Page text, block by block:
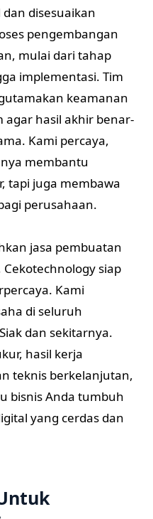
disesuaikan
pengembangan
mulai dari tahap
implementasi. Tim
keamanan
agar hasil akhir benar-
Kami percaya,
membantu
tapi juga membawa
perusahaan.
jasa pembuatan
siap
Kami
di seluruh
dan sekitarnya.
hasil kerja
teknis berkelanjutan,
bisnis Anda tumbuh
yang cerdas dan